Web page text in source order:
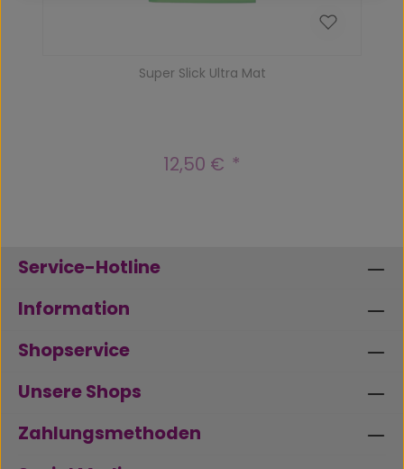
Super Slick Ultra Mat
Regulärer Preis:
12,50 €
Service-Hotline
Information
Shopservice
Unsere Shops
Zahlungsmethoden